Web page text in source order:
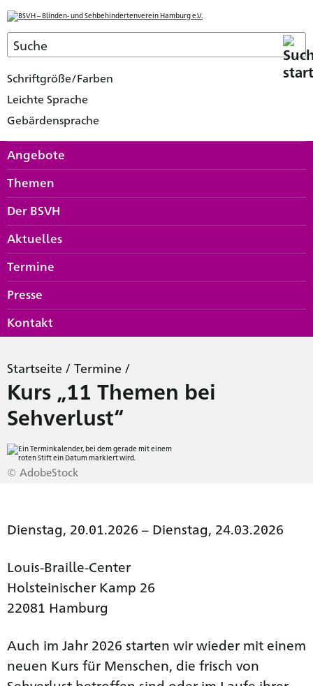
Schriftgröße/Farben
Leichte Sprache
Gebärdensprache
Angebote
Themen
Der BSVH
Aktuelles
Termine
Presse
Kontakt
Startseite / Termine /
Kurs „11 Themen bei
Sehverlust“
© AdobeStock
Dienstag, 20.01.2026 – Dienstag, 24.03.2026
Louis-Braille-Center
Holsteinischer Kamp 26
22081 Hamburg
Auch im Jahr 2026 starten wir wieder mit einem
neuen Kurs für Menschen, die frisch von